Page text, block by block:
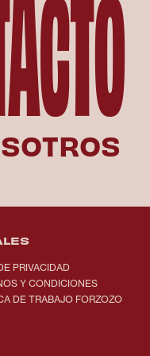
PRIVACIDAD
Y CONDICIONES
DE TRABAJO FORZOZO